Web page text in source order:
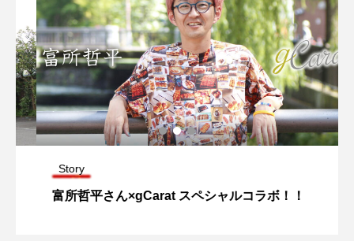
Story
富所哲平さん×gCarat スペシャルコラボ！！